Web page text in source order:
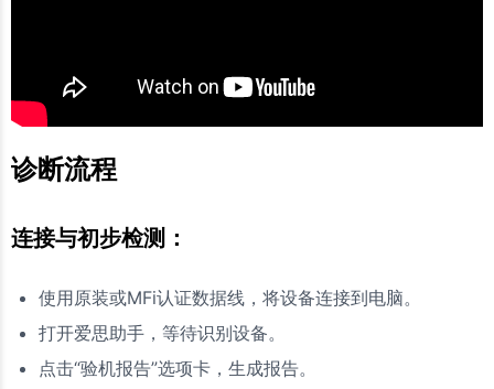
诊断流程
连接与初步检测：
使用原装或MFi认证数据线，将设备连接到电脑。
打开爱思助手，等待识别设备。
点击“验机报告”选项卡，生成报告。